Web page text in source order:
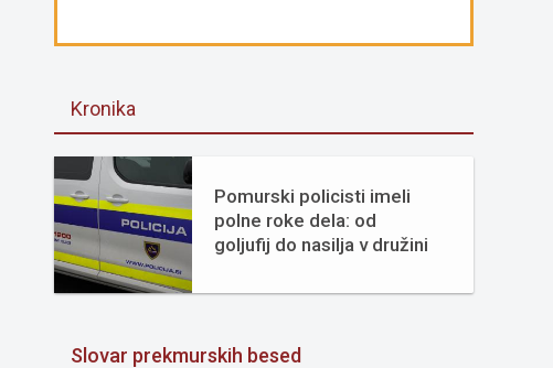
Kronika
Pomurski policisti imeli
polne roke dela: od
goljufij do nasilja v družini
Slovar prekmurskih besed